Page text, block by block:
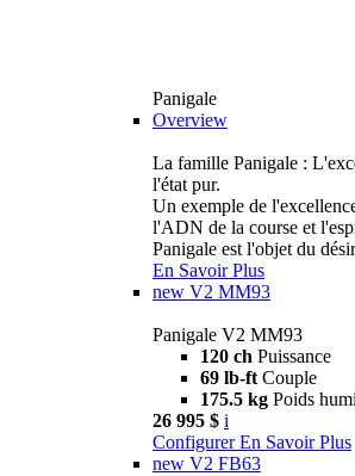
Panigale
Overview
La famille Panigale :
l'état pur.
Un exemple de
l'ADN de la course et
Panigale est l'objet du
En Savoir Plus
new V2 MM93
Panigale V2 MM93
120 ch Puissance
69 lb-ft Couple
175.5 kg Poids
26 995 $ i
Configurer En Savoir Plus
new V2 FB63